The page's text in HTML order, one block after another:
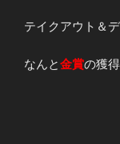
テイクアウト＆
なんと金賞の獲